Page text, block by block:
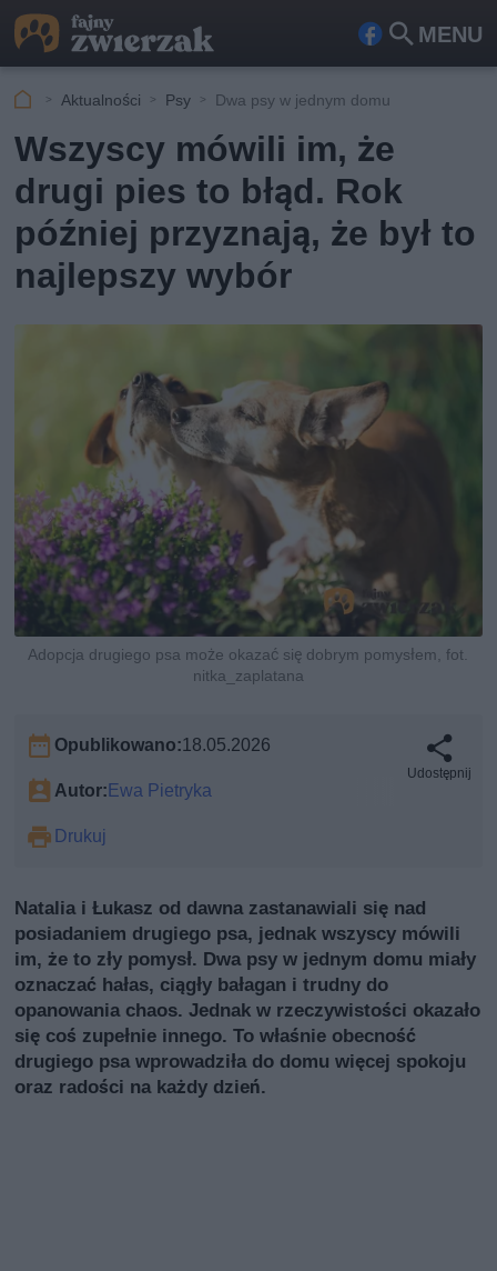
MENU
Fa
ook
Szu
Aktualności Psy Dwa psy w jednym domu
Wszyscy mówili im, że
drugi pies to błąd. Rok
później przyznają, że był to
najlepszy wybór
Adopcja drugiego psa może okazać się dobrym pomysłem, fot.
nitka_zaplatana
Opublikowano:18.05.2026
Autor:Ewa Pietryka
Drukuj
Udostępnij
Natalia i Łukasz od dawna zastanawiali się nad
posiadaniem drugiego psa, jednak wszyscy mówili
im, że to zły pomysł. Dwa psy w jednym domu miały
oznaczać hałas, ciągły bałagan i trudny do
opanowania chaos. Jednak w rzeczywistości okazało
się coś zupełnie innego. To właśnie obecność
drugiego psa wprowadziła do domu więcej spokoju
oraz radości na każdy dzień.